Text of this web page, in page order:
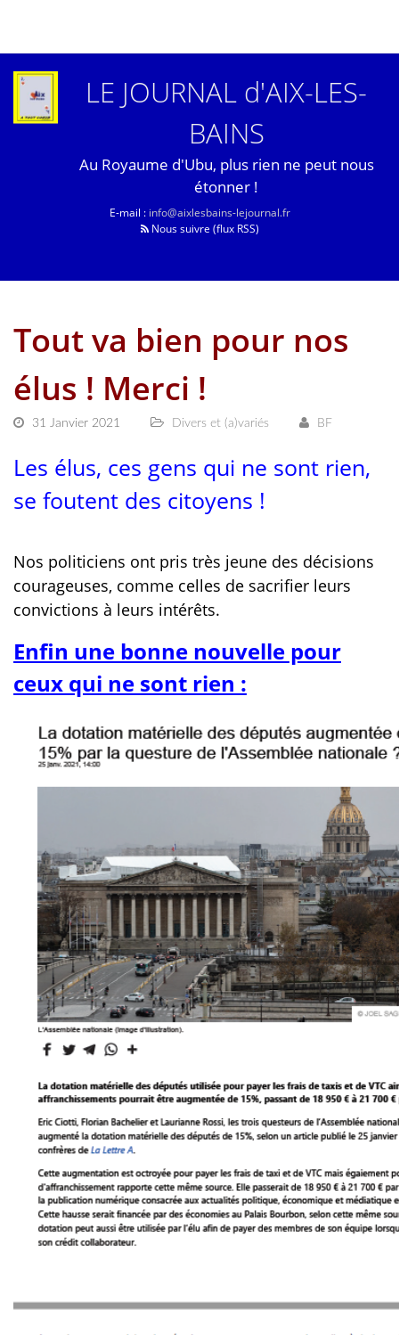
LE JOURNAL d'AIX-LES-
BAINS
Au Royaume d'Ubu, plus rien ne peut nous
étonner !
E-mail : info@aixlesbains-lejournal.fr
Nous suivre (flux RSS)
Tout va bien pour nos
élus ! Merci !
31 Janvier 2021 Divers et (a)variés BF
Les élus, ces gens qui ne sont rien,
se foutent des citoyens !
Nos politiciens ont pris très jeune des décisions
courageuses, comme celles de sacrifier leurs
convictions à leurs intérêts.
Enfin une bonne nouvelle pour
ceux qui ne sont rien :